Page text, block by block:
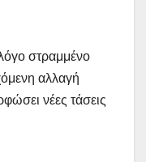
στραμμένο
αλλαγή
νέες τάσεις